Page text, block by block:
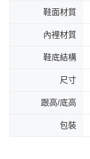
鞋面材質
內裡材質
鞋底結構
尺寸
跟高/底高
包裝